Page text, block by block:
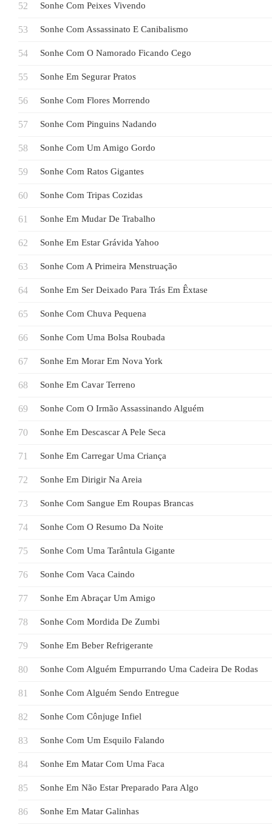
Sonhe Com Peixes Vivendo
Sonhe Com Assassinato E Canibalismo
Sonhe Com O Namorado Ficando Cego
Sonhe Em Segurar Pratos
Sonhe Com Flores Morrendo
Sonhe Com Pinguins Nadando
Sonhe Com Um Amigo Gordo
Sonhe Com Ratos Gigantes
Sonhe Com Tripas Cozidas
Sonhe Em Mudar De Trabalho
Sonhe Em Estar Grávida Yahoo
Sonhe Com A Primeira Menstruação
Sonhe Em Ser Deixado Para Trás Em Êxtase
Sonhe Com Chuva Pequena
Sonhe Com Uma Bolsa Roubada
Sonhe Em Morar Em Nova York
Sonhe Em Cavar Terreno
Sonhe Com O Irmão Assassinando Alguém
Sonhe Em Descascar A Pele Seca
Sonhe Em Carregar Uma Criança
Sonhe Em Dirigir Na Areia
Sonhe Com Sangue Em Roupas Brancas
Sonhe Com O Resumo Da Noite
Sonhe Com Uma Tarântula Gigante
Sonhe Com Vaca Caindo
Sonhe Em Abraçar Um Amigo
Sonhe Com Mordida De Zumbi
Sonhe Em Beber Refrigerante
Sonhe Com Alguém Empurrando Uma Cadeira De Rodas
Sonhe Com Alguém Sendo Entregue
Sonhe Com Cônjuge Infiel
Sonhe Com Um Esquilo Falando
Sonhe Em Matar Com Uma Faca
Sonhe Em Não Estar Preparado Para Algo
Sonhe Em Matar Galinhas